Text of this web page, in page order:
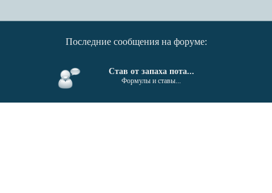
Последние сообщения на форуме:
Став от запаха пота...
Формулы и ставы...